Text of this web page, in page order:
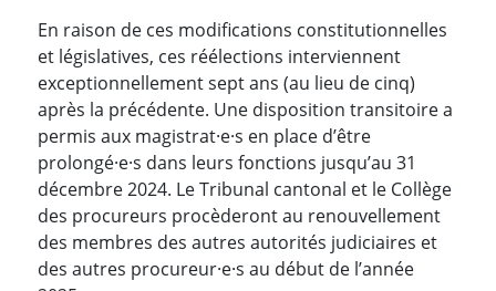
En raison de ces modifications constitutionnelles
et législatives, ces réélections interviennent
exceptionnellement sept ans (au lieu de cinq)
après la précédente. Une disposition transitoire a
permis aux magistrat·e·s en place d’être
prolongé·e·s dans leurs fonctions jusqu’au 31
décembre 2024. Le Tribunal cantonal et le Collège
des procureurs procèderont au renouvellement
des membres des autres autorités judiciaires et
des autres procureur·e·s au début de l’année